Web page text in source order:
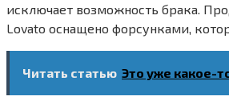
исключает возможность брака.
Lovato оснащено форсунками,
Читать статью Это уже какое-